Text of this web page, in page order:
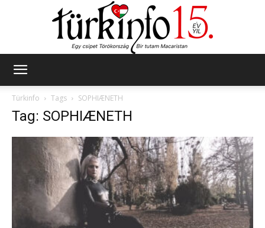
Türkinfo
Tags SOPHIÆNETH
Tag: SOPHIÆNETH